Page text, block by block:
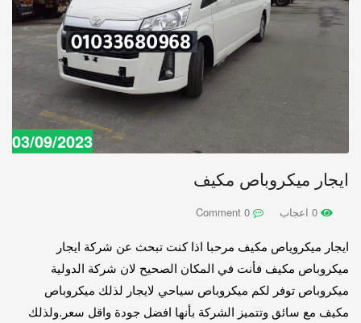
03/09/2023
ايجار ميكروباص مكيف
ايجار ميكروياص مكيف مرحبا اذا كنت تبحث عن شركة ايجار
ميكروباص مكيف فأنت في المكان الصحيح لان شركة الدولية
ميكروباص توفر لكم ميكروباص سياحي لايجار لذلك ميكروباص
مكيف مع سائق وتتميز الشركة بأنها افضل جودة واقل سعر.ولذلك